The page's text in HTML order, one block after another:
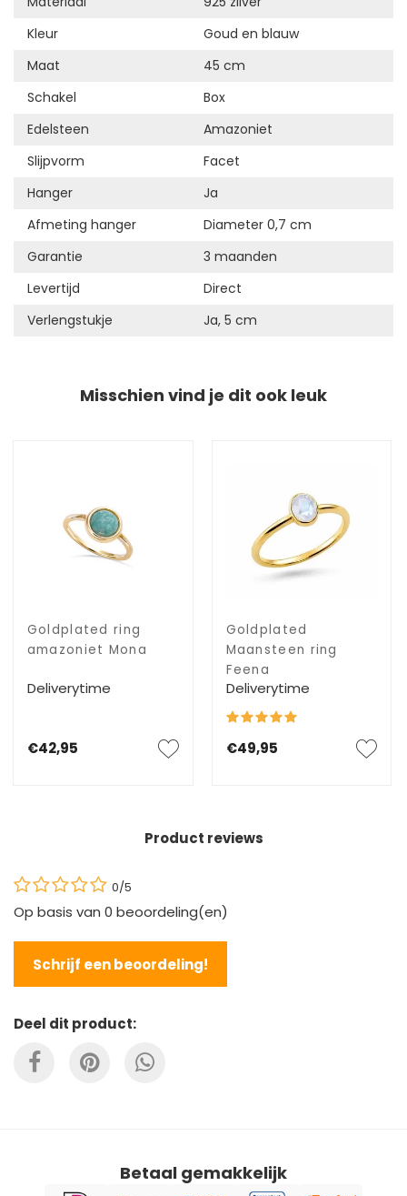
Kleur
Goud en blauw
Maat
45 cm
Schakel
Box
Edelsteen
Amazoniet
Slijpvorm
Facet
Hanger
Ja
Afmeting hanger
Diameter 0,7 cm
Garantie
3 maanden
Levertijd
Direct
Verlengstukje
Ja, 5 cm
Misschien vind je dit ook leuk
Goldplated ring
amazoniet Mona
Deliverytime
€42,95
Goldplated
Maansteen ring
Feena
Deliverytime
€49,95
Product reviews
0/5
Op basis van 0 beoordeling(en)
Schrijf een beoordeling!
Deel dit product:
Betaal gemakkelijk